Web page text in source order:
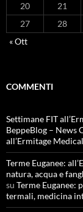
20
21
27
28
« Ott
COMMENTI
Settimane FIT
BeppeBlog – News
all’Ermitage
Terme Euganee:
natura, acqua e
su Terme Euganee:
termali, medicina